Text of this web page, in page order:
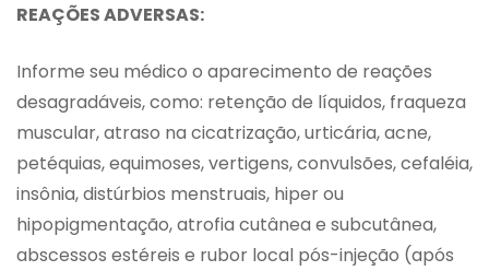
REAÇÕES ADVERSAS:
Informe seu médico o aparecimento de reações
desagradáveis, como: retenção de líquidos, fraqueza
muscular, atraso na cicatrização, urticária, acne,
petéquias, equimoses, vertigens, convulsões, cefaléia,
insônia, distúrbios menstruais, hiper ou
hipopigmentação, atrofia cutânea e subcutânea,
abscessos estéreis e rubor local pós-injeção (após